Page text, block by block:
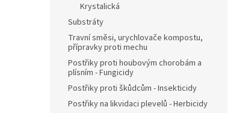
Krystalická
Substráty
Travní směsi, urychlovače kompostu,
přípravky proti mechu
Postřiky proti houbovým chorobám a
plísním - Fungicidy
Postřiky proti škůdcům - Insekticidy
Postřiky na likvidaci plevelů - Herbicidy